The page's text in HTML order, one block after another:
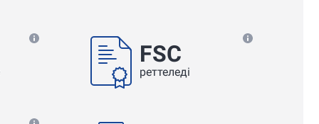
FSC
реттеледі